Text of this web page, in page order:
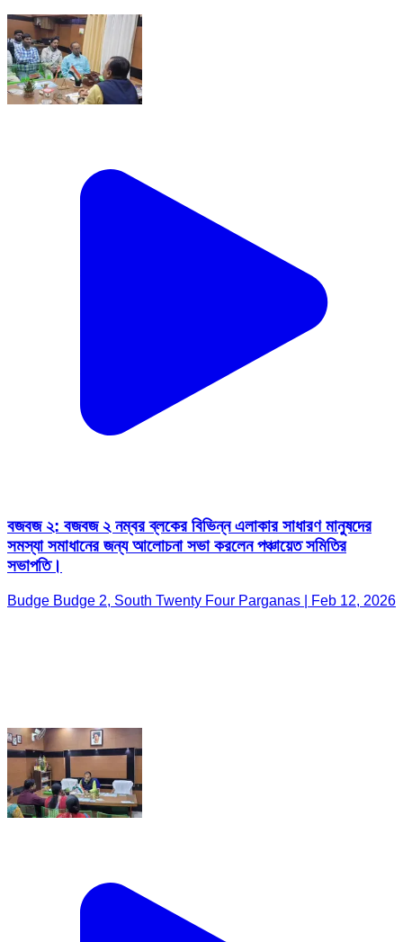
বজবজ ২: বজবজ ২ নম্বর ব্লকের বিভিন্ন এলাকার সাধারণ মানুষদের
সমস্যা সমাধানের জন্য আলোচনা সভা করলেন পঞ্চায়েত সমিতির
সভাপতি।
Budge Budge 2, South Twenty Four Parganas | Feb 12, 2026